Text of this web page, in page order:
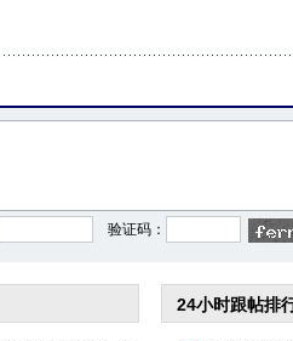
验证码：
24小时跟帖排